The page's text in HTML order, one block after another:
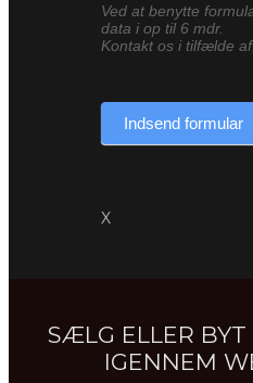
Ved at benytte
data i op til 6 mdr.
Kontakt os i tilfælde
Indsend formular
X
SÆLG ELLER
IGENNEM